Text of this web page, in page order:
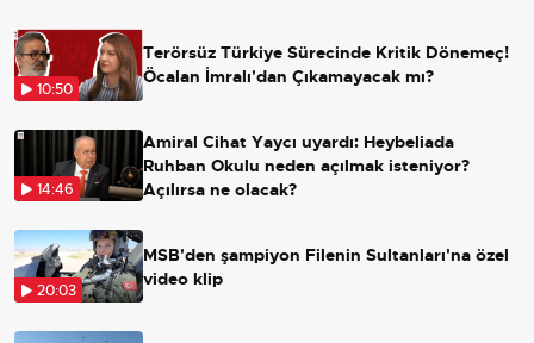
10:50
Terörsüz Türkiye Sürecinde Kritik Dönemeç!
Öcalan İmralı'dan Çıkamayacak mı?
14:46
Amiral Cihat Yaycı uyardı: Heybeliada
Ruhban Okulu neden açılmak isteniyor?
Açılırsa ne olacak?
20:03
MSB'den şampiyon Filenin Sultanları'na özel
video klip